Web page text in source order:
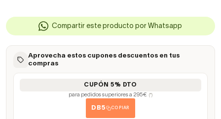
Compartir este producto por Whatsapp
Aprovecha estos cupones descuentos en tus
compras
CUPÓN 5% DTO
para pedidos superiores a 295€ (*)
DB5 COPIAR